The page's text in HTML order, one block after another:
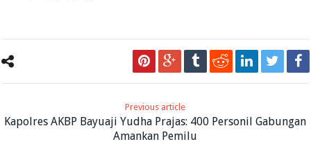
Previous article
Kapolres AKBP Bayuaji Yudha Prajas: 400 Personil Gabungan
Amankan Pemilu